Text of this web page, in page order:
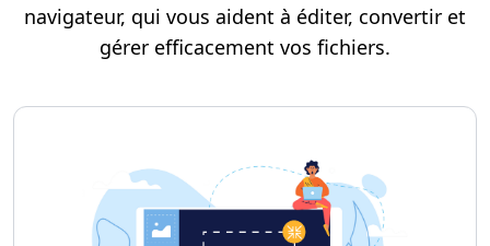
navigateur, qui vous aident à éditer, convertir et
gérer efficacement vos fichiers.